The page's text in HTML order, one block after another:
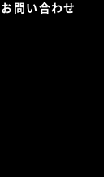
お問い合わせ